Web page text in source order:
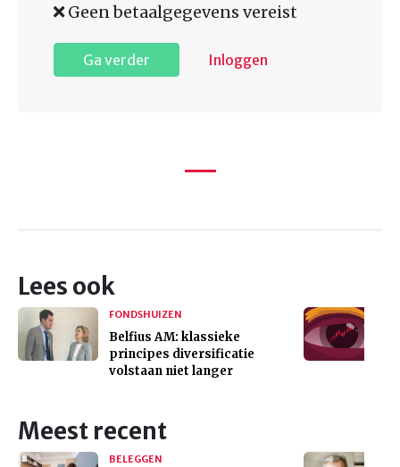
Geen betaalgegevens vereist
Ga verder Inloggen
Lees ook
FONDSHUIZEN
Belfius AM: klassieke
principes diversificatie
volstaan niet langer
Meest recent
BELEGGEN